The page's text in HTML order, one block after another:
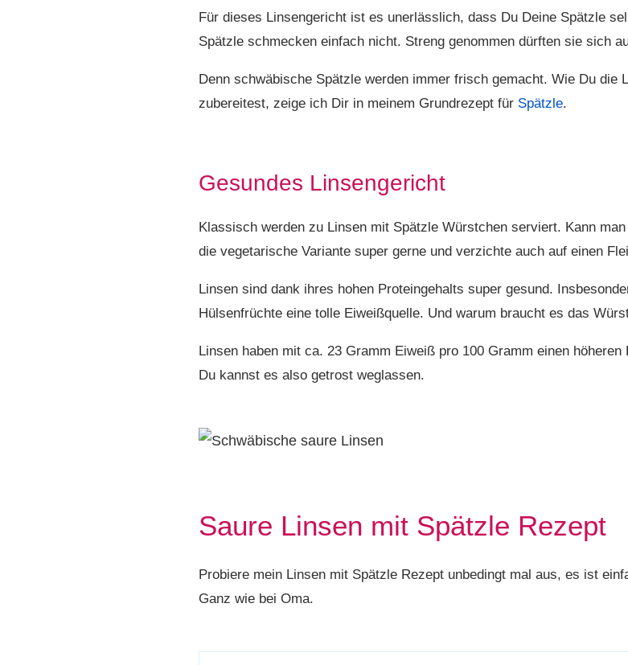
Für dieses Linsengericht ist es unerlässlich, dass Du Deine Spätzle
Spätzle schmecken einfach nicht. Streng genommen dürften sie sich
Denn schwäbische Spätzle werden immer frisch gemacht. Wie Du die
zubereitest, zeige ich Dir in meinem Grundrezept für Spätzle.
Gesundes Linsengericht
Klassisch werden zu Linsen mit Spätzle Würstchen serviert. Kann
die vegetarische Variante super gerne und verzichte auch auf einen
Linsen sind dank ihres hohen Proteingehalts super gesund.
Hülsenfrüchte eine tolle Eiweißquelle. Und warum braucht es das
Linsen haben mit ca. 23 Gramm Eiweiß pro 100 Gramm einen
Du kannst es also getrost weglassen.
Saure Linsen mit Spätzle Rezept
Probiere mein Linsen mit Spätzle Rezept unbedingt mal aus, es ist
Ganz wie bei Oma.